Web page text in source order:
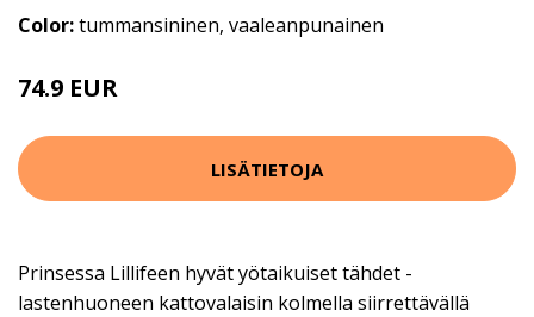
Color:tummansininen, vaaleanpunainen
74.9 EUR
LISÄTIETOJA
Prinsessa Lillifeen hyvät yötaikuiset tähdet -
lastenhuoneen kattovalaisin kolmella siirrettävällä